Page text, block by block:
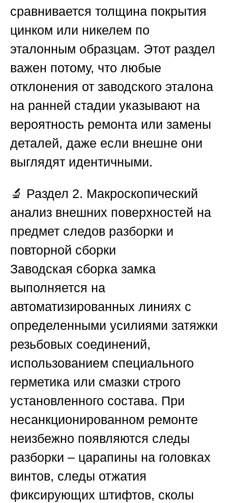
сравнивается толщина покрытия
цинком или никелем по
эталонным образцам. Этот раздел
важен потому, что любые
отклонения от заводского эталона
на ранней стадии указывают на
вероятность ремонта или замены
деталей, даже если внешне они
выглядят идентичными.
🔬 Раздел 2. Макроскопический
анализ внешних поверхностей на
предмет следов разборки и
повторной сборки
Заводская сборка замка
выполняется на
автоматизированных линиях с
определенными усилиями затяжки
резьбовых соединений,
использованием специального
герметика или смазки строго
установленного состава. При
несанкционированном ремонте
неизбежно появляются следы
разборки – царапины на головках
винтов, следы отжатия
фиксирующих штифтов, сколы